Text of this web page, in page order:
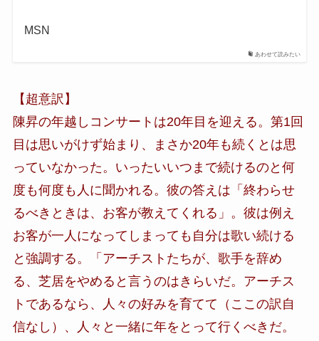
あわせて読みたい
MSN
【超意訳】
陳昇の年越しコンサートは20年目を迎える。第1回
目は思いがけず始まり、まさか20年も続くとは思
っていなかった。いったいいつまで続けるのと何
度も何度も人に聞かれる。彼の答えは「終わらせ
るべきときは、お客が教えてくれる」。彼は例え
お客が一人になってしまっても自分は歌い続ける
と強調する。「アーチストたちが、歌手を辞め
る、芝居をやめると言うのはきらいだ。アーチス
トであるなら、人々の好みを育てて（ここの訳自
信なし）、人々と一緒に年をとって行くべきだ。